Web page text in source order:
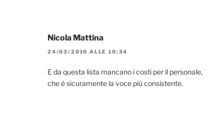
Nicola Mattina
24/03/2010 ALLE 10:34
E da questa lista mancano i costi per il personale,
che è sicuramente la voce più consistente.